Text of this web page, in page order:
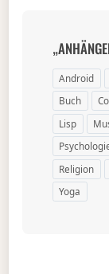
Android
Buch
Lisp
Religion
Yoga